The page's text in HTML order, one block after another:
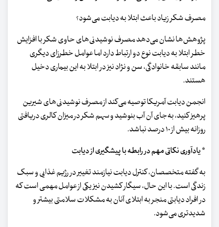
مصرف شکر زیاد باعث ابتلا به دیابت می‌شود؟
پژوهش‌ها نشان می‌دهد مصرف نوشیدنی‌های حاوی شکر با افزایش
خطر ابتلا به دیابت نوع دو ارتباط دارد اما عوامل خطرزای دیگری
مانند سابقه خانوادگی، سن و نژاد نیز در ابتلا به این بیماری دخیل‌
هستند.
انجمن دیابت آمریکا توصیه می‌کند از مصرف نوشیدنی‌های شیرین
پرهیز کنید، به‌جای آن آب بنوشید و سهم شکر در میزان کالری دریافتی
روزانه بیش از ۱۰ درصد نباشد.
* یادآوری نکاتی مهم در رابطه با پیشگیری از دیابت
به گفته متخصصان، کنترل دیابت نیازمند تغییر در رژیم غذایی و سبک
زندگی است. با این حال، سیگار کشیدن نیز یکی از عوامل مهمی است که
در افراد دیابتی منجر به ابتلای آنان به مشکلات سلامتی بیشتر و
شدیدتری می‌شود.